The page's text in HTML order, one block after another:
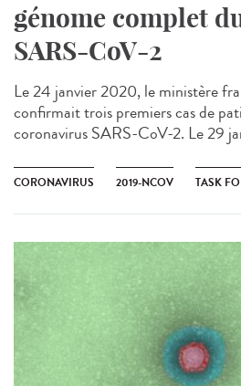
génome complet
SARS-CoV-2
Le 24 janvier 2020, le ministère
confirmait trois premiers cas de
coronavirus SARS-CoV-2​. Le 29
CORONAVIRUS 2019-NCOV TASK